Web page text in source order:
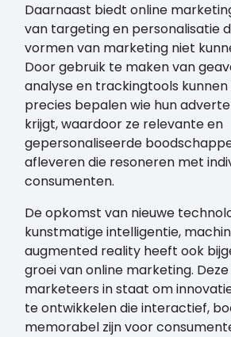
Daarnaast biedt online
van targeting en personalisatie
vormen van marketing niet
Door gebruik te maken van
analyse en trackingtools
precies bepalen wie hun
krijgt, waardoor ze relevante en
gepersonaliseerde
afleveren die resoneren met
consumenten.
De opkomst van nieuwe
kunstmatige intelligentie,
augmented reality heeft ook
groei van online marketing.
marketeers in staat om
te ontwikkelen die interactief,
memorabel zijn voor